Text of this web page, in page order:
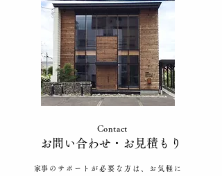
家事が回らないと感じた
ときの対処法｜忙しい家
Contact
​お問い合わせ​・お見積もり
​家事のサポートが必要な方は、お気軽に